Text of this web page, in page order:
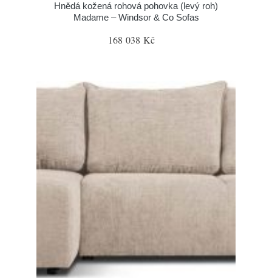
Hnědá kožená rohová pohovka (levý roh)
Madame – Windsor & Co Sofas
168 038 Kč